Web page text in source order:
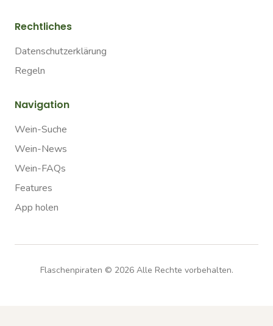
Rechtliches
Datenschutzerklärung
Regeln
Navigation
Wein-Suche
Wein-News
Wein-FAQs
Features
App holen
Flaschenpiraten © 2026Alle Rechte vorbehalten.